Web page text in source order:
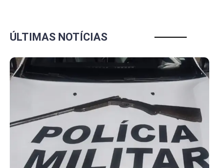
ÚLTIMAS NOTÍCIAS